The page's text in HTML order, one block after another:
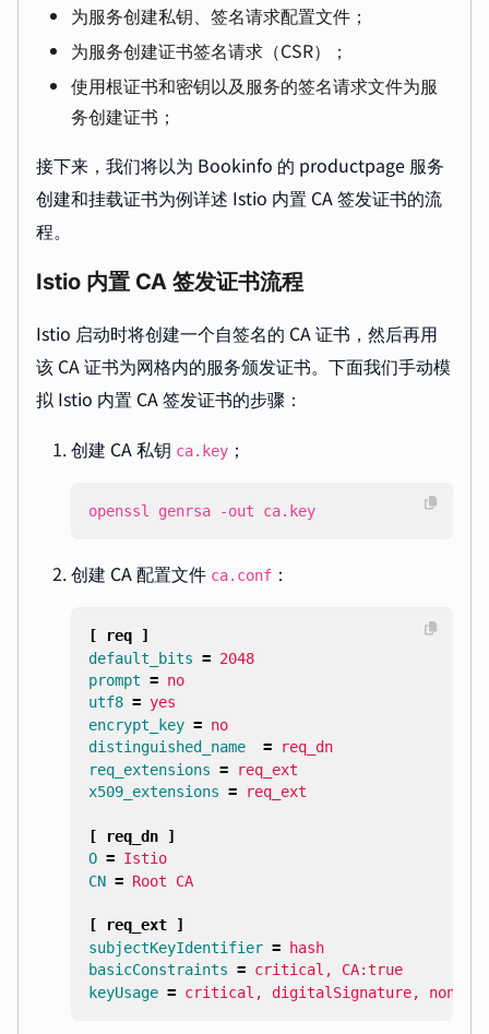
为服务创建私钥、签名请求配置文件；
为服务创建证书签名请求（CSR）；
使用根证书和密钥以及服务的签名请求文件为服
务创建证书；
接下来，我们将以为 Bookinfo 的 productpage 服务
创建和挂载证书为例详述 Istio 内置 CA 签发证书的流
程。
Istio 内置 CA 签发证书流程
Istio 启动时将创建一个自签名的 CA 证书，然后再用
该 CA 证书为网格内的服务颁发证书。下面我们手动模
拟 Istio 内置 CA 签发证书的步骤：
创建 CA 私钥 ca.key ；
openssl genrsa -out ca.key
创建 CA 配置文件 ca.conf ：
[ req ]
default_bits = 2048
prompt = no
utf8 = yes
encrypt_key = no
distinguished_name
=
req_dn
req_extensions =
req_ext
x509_extensions = req_ext
[ req_dn ]
O = Istio
CN = Root CA
[ req_ext ]
subjectKeyIdentifier =
hash
basicConstraints = critical, CA:true
keyUsage = critical, digitalSignature,